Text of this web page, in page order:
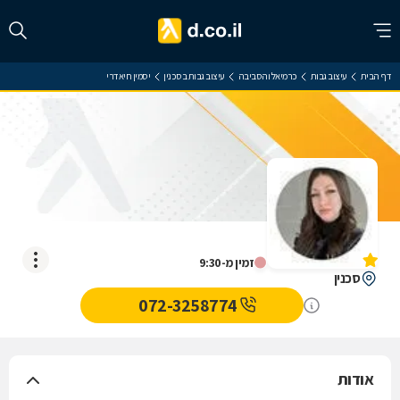
דף הבית עיצוב גבות כרמיאל והסביבה עיצוב גבות בסכנין יסמין חיאדרי
זמין מ-9:30
יסמין חיאדרי
אין עדיין חוות דעת
סכנין
072-3258774
אודות